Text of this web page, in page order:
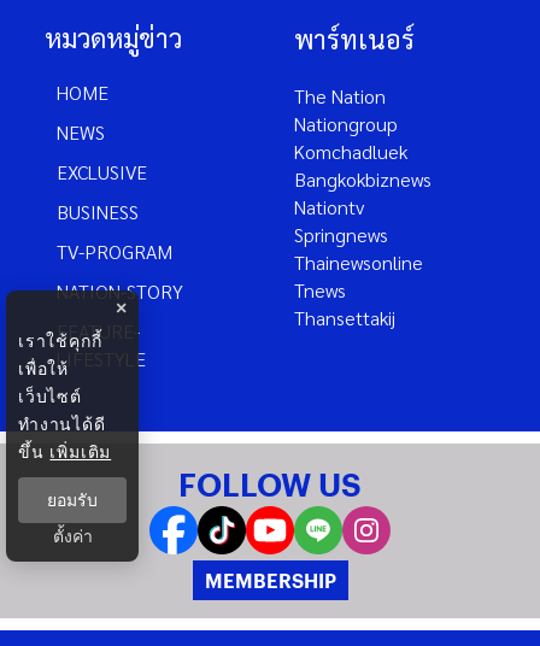
หมวดหมู่ข่าว
HOME
NEWS
EXCLUSIVE
BUSINESS
TV-PROGRAM
NATION-STORY
FEATURE-
LIFESTYLE
พาร์ทเนอร์
The Nation
Nationgroup
Komchadluek
Bangkokbiznews
Nationtv
Springnews
Thainewsonline
Tnews
Thansettakij
FOLLOW US
MEMBERSHIP
×
เราใช้คุกกี้
เพื่อให้
เว็บไซต์
ทำงานได้ดี
ขึ้น เพิ่มเติม
ยอมรับ
ตั้งค่า